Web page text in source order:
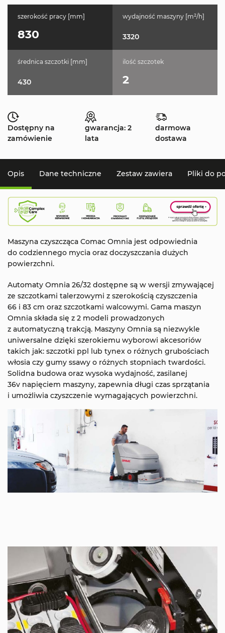
szerokość pracy [mm]
830
wydajność maszyny [m²/h]
3320
średnica szczotki [mm]
430
ilość szczotek
2
Dostępny na
zamówienie
gwarancja: 2
lata
darmowa
dostawa
Opis Dane techniczne Zestaw zawiera Pliki do
Maszyna czyszcząca Comac Omnia jest odpowiednia
do codziennego mycia oraz doczyszczania dużych
powierzchni.
Automaty Omnia 26/32 dostępne są w wersji zmywającej
ze szczotkami talerzowymi z szerokością czyszczenia
66 i 83 cm oraz szczotkami walcowymi. Gama maszyn
Omnia składa się z 2 modeli prowadzonych
z automatyczną trakcją. Maszyny Omnia są niezwykle
uniwersalne dzięki szerokiemu wyborowi akcesoriów
takich jak: szczotki ppl lub tynex o różnych grubościach
włosia czy gumy ssawy o różnych stopniach twardości.
Solidna budowa oraz wysoka wydajność, zasilanej
36v napięciem maszyny, zapewnia długi czas sprzątania
i umożliwia czyszczenie wymagających powierzchni.